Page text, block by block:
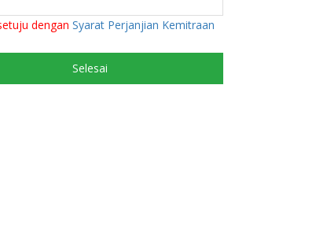
dengan Syarat Perjanjian Kemitraan
Selesai